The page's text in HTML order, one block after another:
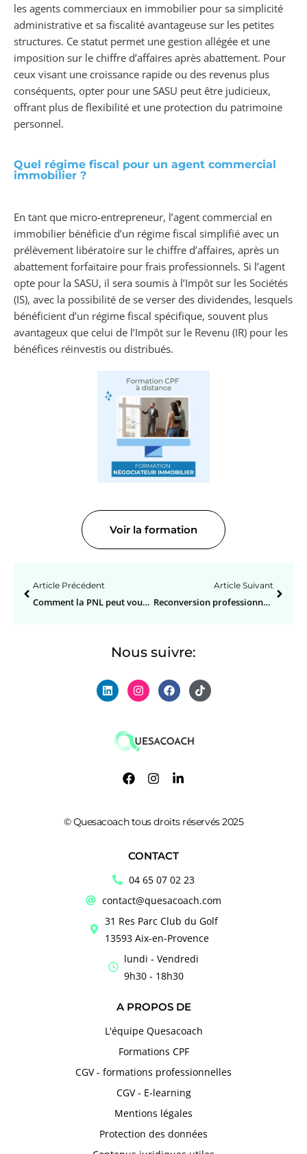
les agents commerciaux en immobilier pour sa simplicité
administrative et sa fiscalité avantageuse sur les petites
structures. Ce statut permet une gestion allégée et une
imposition sur le chiffre d’affaires après abattement. Pour
ceux visant une croissance rapide ou des revenus plus
conséquents, opter pour une SASU peut être judicieux,
offrant plus de flexibilité et une protection du patrimoine
personnel.
Quel régime fiscal pour un agent commercial
immobilier ?
En tant que micro-entrepreneur, l’agent commercial en
immobilier bénéficie d’un régime fiscal simplifié avec un
prélèvement libératoire sur le chiffre d’affaires, après un
abattement forfaitaire pour frais professionnels. Si l’agent
opte pour la SASU, il sera soumis à l’Impôt sur les Sociétés
(IS), avec la possibilité de se verser des dividendes, lesquels
bénéficient d’un régime fiscal spécifique, souvent plus
avantageux que celui de l’Impôt sur le Revenu (IR) pour les
bénéfices réinvestis ou distribués.
Voir la formation
Article Précédent
Comment la PNL peut vous aider à atteindre vos objectifs professionnels ?
Article Suivant
Reconversion professionnelle : les 10 questions à se poser avant de changer de métier
Nous suivre:
© Quesacoach tous droits réservés 2025
CONTACT
04 65 07 02 23
contact@quesacoach.com
31 Res Parc Club du Golf
13593 Aix-en-Provence
lundi - Vendredi
9h30 - 18h30
A PROPOS DE
L'équipe Quesacoach
Formations CPF
CGV - formations professionnelles
CGV - E-learning
Mentions légales
Protection des données